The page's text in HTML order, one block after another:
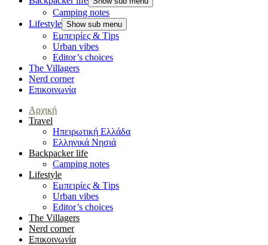
Camping notes
Lifestyle Show sub menu
Εμπειρίες & Τips
Urban vibes
Editor’s choices
The Villagers
Nerd corner
Επικοινωνία
Αρχική
Travel
Ηπειρωτική Ελλάδα
Ελληνικά Νησιά
Backpacker life
Camping notes
Lifestyle
Εμπειρίες & Τips
Urban vibes
Editor’s choices
The Villagers
Nerd corner
Επικοινωνία